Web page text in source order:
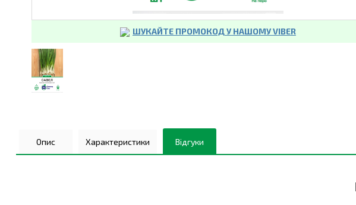
ШУКАЙТЕ ПРОМОКОД У НАШОМУ VIBER
Опис Характеристики Відгуки